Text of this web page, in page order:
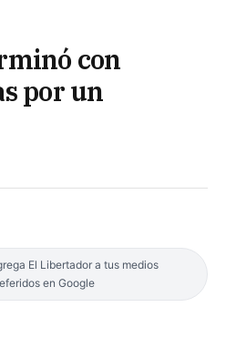
con
por un
El Libertador a tus medios
en Google